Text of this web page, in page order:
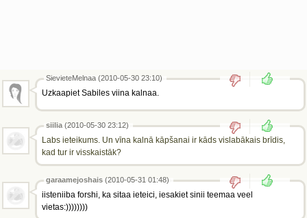
SievieteMelnaa (2010-05-30 23:10)
Uzkaapiet Sabiles viina kalnaa.
siilia (2010-05-30 23:12)
Labs ieteikums. Un vīna kalnā kāpšanai ir kāds vislabākais brīdis,
kad tur ir visskaistāk?
garaamejoshais (2010-05-31 01:48)
iisteniiba forshi, ka sitaa ieteici, iesakiet sinii teemaa veel
vietas:))))))))